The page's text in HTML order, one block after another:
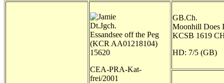
Dt.Jgch.
Essandsee off the Peg
(KCR AA01218104)
15620
CEA-PRA-Kat-
frei/2001
GB.Ch.
Moonhill Does
KCSB 1619
HD: 7/5 (GB)